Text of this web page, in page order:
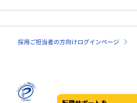
採用ご担当者の方向けログインページ